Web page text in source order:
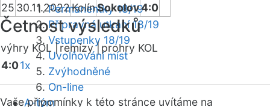
Permanentky 18/19
Přípravná utkání 18/19
Vstupenky 18/19
Uvolňování míst
Zvýhodněné
On-line
A-tým
25 30.11.2022KolínSokolov4:0
Četnost výsledků
výhry KOL |remízy | prohry KOL
4:01x
Vaše připomínky k této stránce uvítáme na